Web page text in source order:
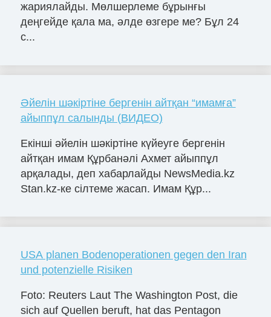
жариялайды. Мөлшерлеме бұрынғы
деңгейде қала ма, әлде өзгере ме? Бұл 24
с...
Әйелін шәкіртіне бергенін айтқан “имамға”
айыппұл салынды (ВИДЕО)
Екінші әйелін шәкіртіне күйеуге бергенін
айтқан имам Құрбанәлі Ахмет айыппұл
арқалады, деп хабарлайды NewsMedia.kz
Stan.kz-ке сілтеме жасап. Имам Құр...
USA planen Bodenoperationen gegen den Iran
und potenzielle Risiken
Foto: Reuters Laut The Washington Post, die
sich auf Quellen beruft, hat das Pentagon